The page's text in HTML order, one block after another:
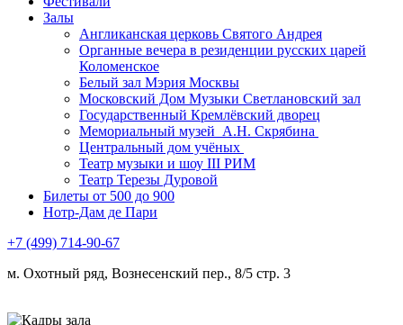
Залы
Англиканская церковь Святого Андрея
Органные вечера в резиденции русских царей
Коломенское
Белый зал Мэрия Москвы
Московский Дом Музыки Светлановский зал
Государственный Кремлёвский дворец
Мемориальный музей А.Н. Скрябина
Центральный дом учёных
Театр музыки и шоу III РИМ
Театр Терезы Дуровой
Билеты от 500 до 900
Нотр-Дам де Пари
+7 (499) 714-90-67
м. Охотный ряд, Вознесенский пер., 8/5 стр. 3